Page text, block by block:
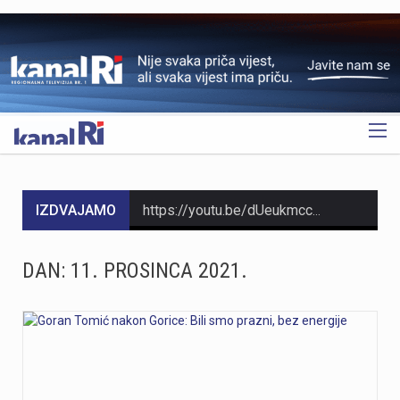
OGLAS
IZDVAJAMO
DAN: 11. PROSINCA 2021.